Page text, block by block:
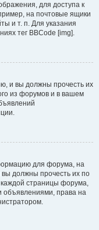
для доступа к
на почтовые ящики
и т. п. Для указания
тег BBCode [img].
и вы должны прочесть их
из форумов и в вашем
для форума, на
должны прочесть их по
страницы форума,
объявлениями, права на